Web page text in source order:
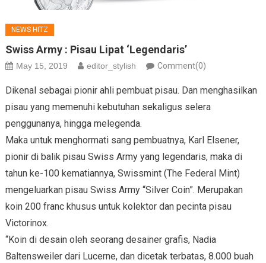
NEWS HITZ
Swiss Army : Pisau Lipat ‘Legendaris’
May 15, 2019 editor_stylish Comment(0)
Dikenal sebagai pionir ahli pembuat pisau. Dan menghasilkan
pisau yang memenuhi kebutuhan sekaligus selera
penggunanya, hingga melegenda.
Maka untuk menghormati sang pembuatnya, Karl Elsener,
pionir di balik pisau Swiss Army yang legendaris, maka di
tahun ke-100 kematiannya, Swissmint (The Federal Mint)
mengeluarkan pisau Swiss Army “Silver Coin”. Merupakan
koin 200 franc khusus untuk kolektor dan pecinta pisau
Victorinox.
“Koin di desain oleh seorang desainer grafis, Nadia
Baltensweiler dari Lucerne, dan dicetak terbatas, 8.000 buah